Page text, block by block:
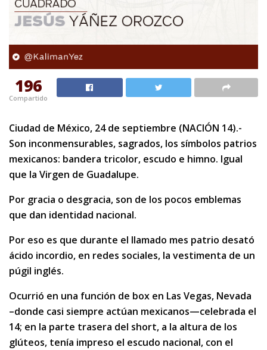
196
Compartido
Ciudad de México, 24 de septiembre (NACIÓN 14).-
Son inconmensurables, sagrados, los símbolos patrios
mexicanos: bandera tricolor, escudo e himno. Igual
que la Virgen de Guadalupe.
Por gracia o desgracia, son de los pocos emblemas
que dan identidad nacional.
Por eso es que durante el llamado mes patrio desató
ácido incordio, en redes sociales, la vestimenta de un
púgil inglés.
Ocurrió en una función de box en Las Vegas, Nevada
–donde casi siempre actúan mexicanos—celebrada el
14; en la parte trasera del short, a la altura de los
glúteos, tenía impreso el escudo nacional, con el